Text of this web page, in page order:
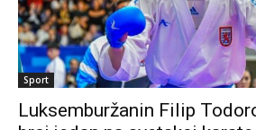
Sport
Luksemburžanin Filip